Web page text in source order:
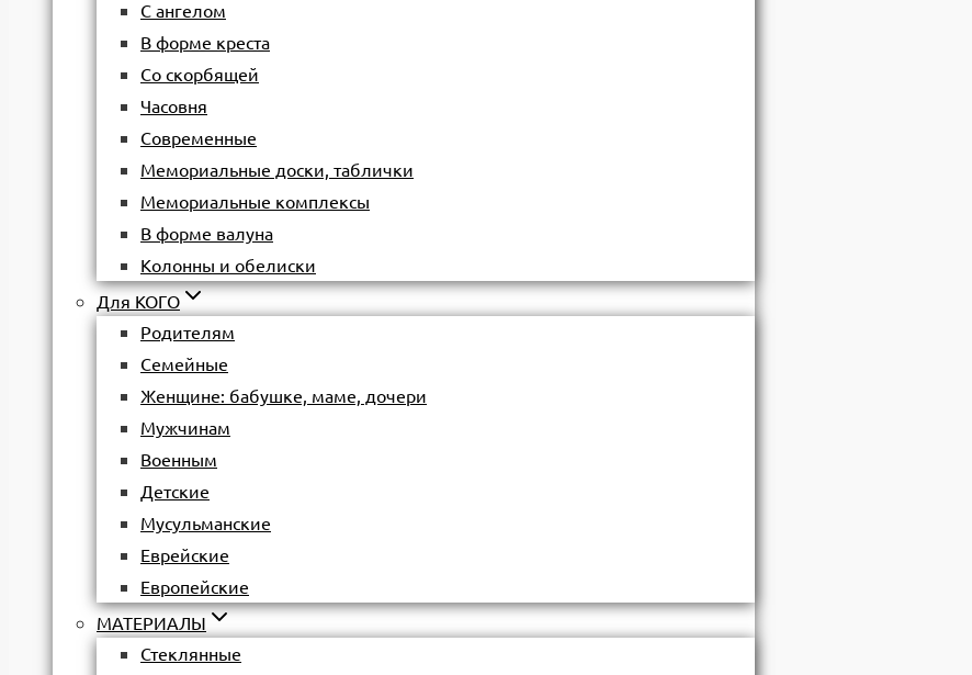
С ангелом
В форме креста
Со скорбящей
Часовня
Современные
Мемориальные доски, таблички
Мемориальные комплексы
В форме валуна
Колонны и обелиски
Для КОГО
Родителям
Семейные
Женщине: бабушке, маме, дочери
Мужчинам
Военным
Детские
Мусульманские
Еврейские
Европейские
МАТЕРИАЛЫ
Стеклянные